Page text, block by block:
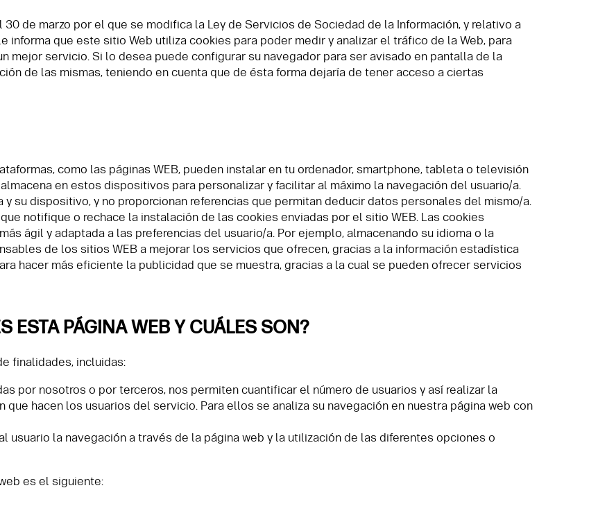
de marzo por el que se modifica la Ley de Servicios de Sociedad de la Información, y relativo a
informa que este sitio Web utiliza cookies para poder medir y analizar el tráfico de la Web, para
mejor servicio. Si lo desea puede configurar su navegador para ser avisado en pantalla de la
de las mismas, teniendo en cuenta que de ésta forma dejaría de tener acceso a ciertas
como las páginas WEB, pueden instalar en tu ordenador, smartphone, tableta o televisión
en estos dispositivos para personalizar y facilitar al máximo la navegación del usuario/a.
y su dispositivo, y no proporcionan referencias que permitan deducir datos personales del mismo/a.
notifique o rechace la instalación de las cookies enviadas por el sitio WEB. Las cookies
ágil y adaptada a las preferencias del usuario/a. Por ejemplo, almacenando su idioma o la
de los sitios WEB a mejorar los servicios que ofrecen, gracias a la información estadística
hacer más eficiente la publicidad que se muestra, gracias a la cual se pueden ofrecer servicios
ESTA PÁGINA WEB Y CUÁLES SON?
finalidades, incluidas:
por nosotros o por terceros, nos permiten cuantificar el número de usuarios y así realizar la
hacen los usuarios del servicio. Para ellos se analiza su navegación en nuestra página web con
usuario la navegación a través de la página web y la utilización de las diferentes opciones o
es el siguiente: